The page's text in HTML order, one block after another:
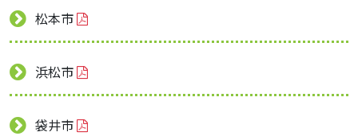
松本市
浜松市
袋井市